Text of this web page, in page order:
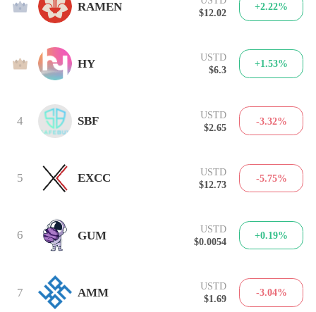
2 RAMEN
$12.02
+2.22%
3 HY
USTD
$6.3
+1.53%
4 SBF
USTD
$2.65
-3.32%
5 EXCC
USTD
$12.73
-5.75%
6 GUM
USTD
$0.0054
+0.19%
7 AMM
USTD
$1.69
-3.04%